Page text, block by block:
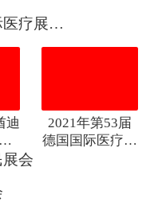
疗耗材馆
迪
2021年第53届
德国国际医疗展
会